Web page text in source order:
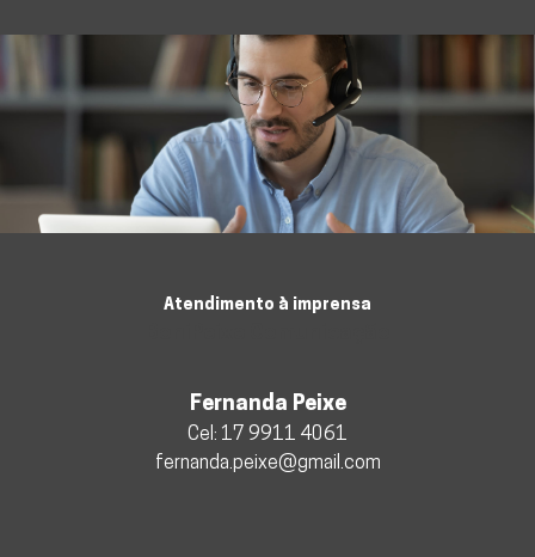
Atendimento à imprensa
Fernanda Peixe
Cel: 17 9911 4061
fernanda.peixe@gmail.com